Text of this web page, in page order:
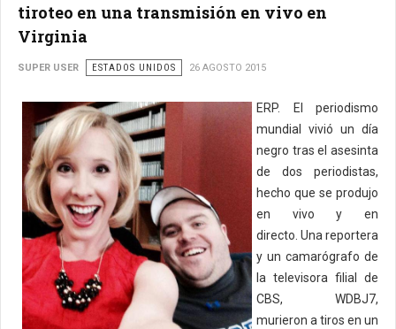
tiroteo en una transmisión en vivo en
Virginia
SUPER USER ESTADOS UNIDOS 26 AGOSTO 2015
ERP. El periodismo
mundial vivió un día
negro tras el asesinta
de dos periodistas,
hecho que se produjo
en vivo y en
directo. Una reportera
y un camarógrafo de
la televisora filial de
CBS, WDBJ7,
murieron a tiros en un